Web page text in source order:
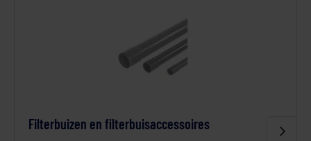
Filterbuizen en filterbuisaccessoires